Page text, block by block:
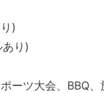
)
り)
ーツ大会、BBQ